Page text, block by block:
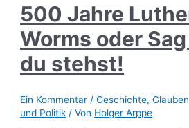
500 Jahre
Worms oder
du stehst!
Ein Kommentar /Geschichte,
und Politik / Von Holger Arppe